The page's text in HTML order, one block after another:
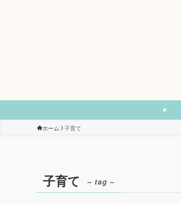
ホーム 子育て
子育て – tag –